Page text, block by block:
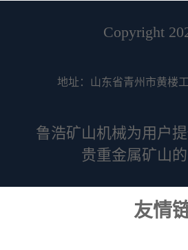
Copyright
地址：山东省青州市黄楼
鲁浩矿山机械为用户
贵重金属矿山
友情